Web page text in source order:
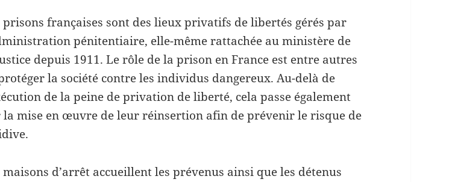
prisons françaises sont des lieux privatifs de libertés gérés par
pénitentiaire, elle-même rattachée au ministère de
depuis 1911. Le rôle de la prison en France est entre autres
la société contre les individus dangereux. Au-delà de
de la peine de privation de liberté, cela passe également
la mise en œuvre de leur réinsertion afin de prévenir le risque de
maisons d’arrêt accueillent les prévenus ainsi que les détenus